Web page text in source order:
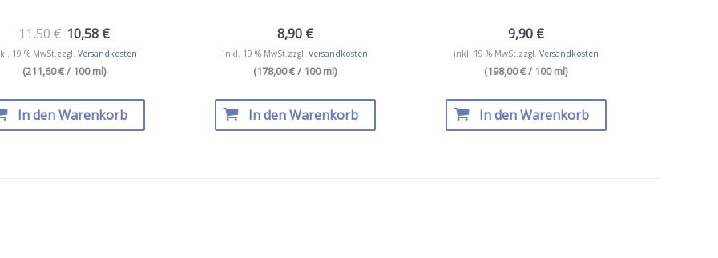
11,50€ 10,58 €
19 % MwSt.zzgl. Versandkosten
(211,60 € / 100 ml)
In den Warenkorb
8,90 €
inkl. 19 % MwSt.zzgl. Versandkosten
(178,00 € / 100 ml)
In den Warenkorb
9,90 €
inkl. 19 % MwSt.zzgl. Versandkosten
(198,00 € / 100 ml)
In den Warenkorb